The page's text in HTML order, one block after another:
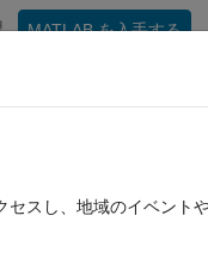
MATLAB を入手する
point?
スし、地域のイベン